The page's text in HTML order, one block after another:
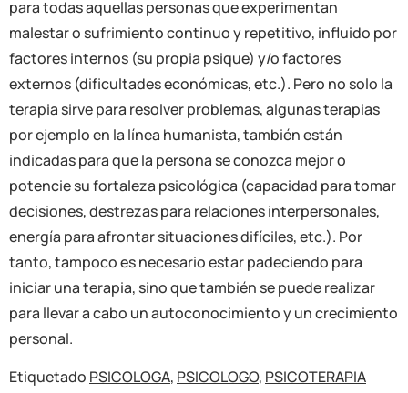
para todas aquellas personas que experimentan
malestar o sufrimiento continuo y repetitivo, influido por
factores internos (su propia psique) y/o factores
externos (dificultades económicas, etc.). Pero no solo la
terapia sirve para resolver problemas, algunas terapias
por ejemplo en la línea humanista, también están
indicadas para que la persona se conozca mejor o
potencie su fortaleza psicológica (capacidad para tomar
decisiones, destrezas para relaciones interpersonales,
energía para afrontar situaciones difíciles, etc.). Por
tanto, tampoco es necesario estar padeciendo para
iniciar una terapia, sino que también se puede realizar
para llevar a cabo un autoconocimiento y un crecimiento
personal.
Etiquetado PSICOLOGA, PSICOLOGO, PSICOTERAPIA